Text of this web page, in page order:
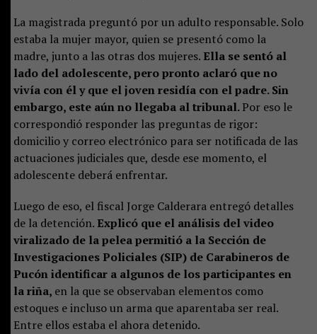
La magistrada preguntó por un adulto responsable. Solo
estaba la mujer mayor, quien se presentó como la
madre, junto a las otras dos mujeres. Ella se sentó al
lado del adolescente, pero pronto aclaró que no
vivía con él y que el joven residía con el padre. Sin
embargo, este aún no llegaba al tribunal.Por eso le
correspondió responder las preguntas de rigor:
domicilio y correo electrónico para ser notificada de las
actuaciones judiciales que, desde ese momento, el
adolescente deberá enfrentar.
Luego de eso, el fiscal Jorge Calderara entregó detalles
de la detención. Explicó que el análisis del video
viralizado de la pelea permitió a la Sección de
Investigaciones Policiales (SIP) de Carabineros de
Pucón identificar a algunos de los participantes en
la riña, en la que se observaban elementos como
estoques e incluso un arma que aparentaba ser real.
Entre ellos estaba el ahora detenido.